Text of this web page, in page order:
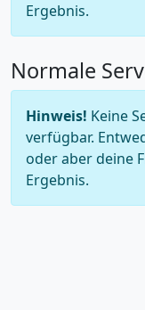
Ergebnis.
Normale
Hinweis! Keine
verfügbar.
oder aber deine
Ergebnis.